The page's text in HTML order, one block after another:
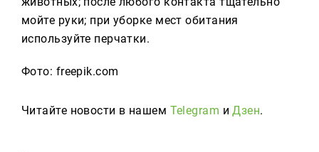
мойте руки; при уборке мест обитания
используйте перчатки.
Фото: freepik.com
Читайте новости в нашем Telegram иДзен.